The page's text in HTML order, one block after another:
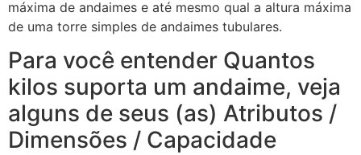
máxima de andaimes e até mesmo qual a altura máxima
de uma torre simples de andaimes tubulares.
Para você entender Quantos
kilos suporta um andaime, veja
alguns de seus (as) Atributos /
Dimensões / Capacidade